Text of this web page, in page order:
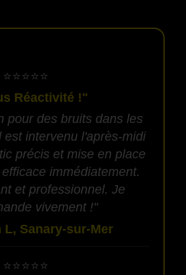
​⭐⭐⭐⭐⭐
Réactivité !"
pour des bruits dans les
est intervenu l'après-midi
précis et mise en place
immédiatement.
et professionnel. Je
vivement !"
L, Sanary-sur-Mer
​⭐⭐⭐⭐⭐